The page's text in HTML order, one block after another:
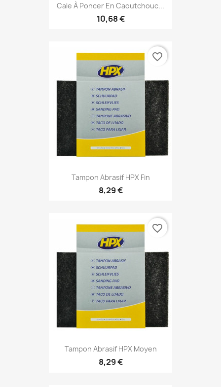
Cale À Poncer En Caoutchouc...
10,68 €
Tampon Abrasif HPX Fin
8,29 €
favorite_border
Tampon Abrasif HPX Moyen
8,29 €
favorite_border